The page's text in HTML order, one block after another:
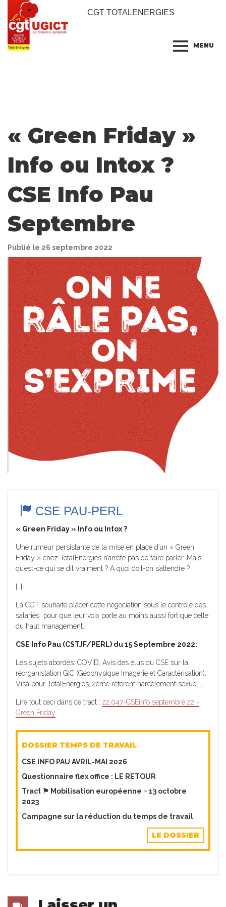
CGT TOTALENERGIES
MENU
« Green Friday »
Info ou Intox ?
CSE Info Pau
Septembre
Publié le 26 septembre 2022
CSE PAU-PERL
« Green Friday » Info ou Intox ?
Une rumeur persistante de la mise en place d’un « Green
Friday » chez TotalEnergies n’arrête pas de faire parler. Mais
qu’est-ce qui se dit vraiment ? A quoi doit-on s’attendre ?
[…]
La CGT souhaite placer cette négociation sous le contrôle des
salariés pour que leur voix porte au moins aussi fort que celle
du haut management.
CSE Info Pau (CSTJF/PERL) du 15 Septembre 2022:
Les sujets abordés: COVID, Avis des élus du CSE sur la
réorganistation GIC (Géophysique Imagerie et Caractérisation),
Visa pour TotalEnergies, 2ème référent harcèlement sexuel,…
Lire tout ceci dans ce tract : 22.047-CSEinfo septembre 22 -
Green Friday
DOSSIER TEMPS DE TRAVAIL
CSE INFO PAU AVRIL-MAI 2026
Questionnaire flex office : LE RETOUR
Tract ⚑ Mobilisation européenne ~ 13 octobre
2023
Campagne sur la réduction du temps de travail
LE DOSSIER